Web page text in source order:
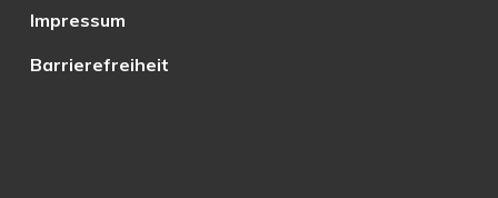
Impressum
Barrierefreiheit